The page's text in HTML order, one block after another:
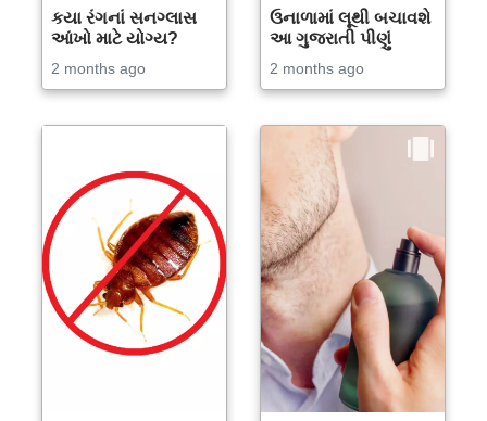
કયા રંગનાં સનગ્લાસ
આંખો માટે યોગ્ય?
2 months ago
ઉનાળામાં લૂથી બચાવશે
આ ગુજરાતી પીણું
2 months ago